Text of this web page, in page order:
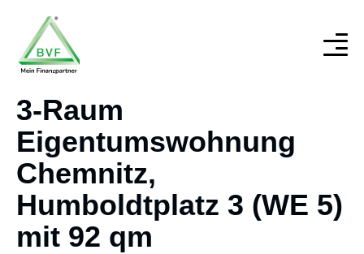
3-Raum
Eigentumswohnung
Chemnitz,
Humboldtplatz 3 (WE 5)
mit 92 qm